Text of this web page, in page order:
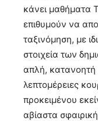
κάνει μαθήματα
επιθυμούν να
ταξινόμηση, με
στοιχεία των
απλή, κατανοητή
λεπτομέρειες
προκειμένου
αβίαστα